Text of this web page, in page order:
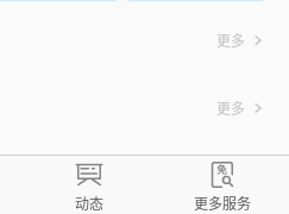
更多
更多
动态 更多服务